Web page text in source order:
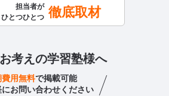
担当者が
ひとつひとつ 徹底取材
考えの学習塾様へ
用無料で掲載可能
お問い合わせください